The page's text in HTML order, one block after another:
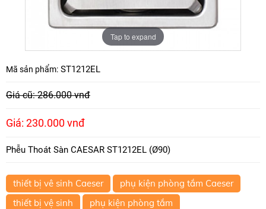
Tap to expand
Mã sản phẩm: ST1212EL
Giá cũ: 286.000 vnđ
Giá: 230.000 vnđ
Phễu Thoát Sàn CAESAR ST1212EL (Ø90)
thiết bị vê sinh Caeser
phụ kiện phòng tắm Caeser
thiết bị vệ sinh
phụ kiện phòng tắm